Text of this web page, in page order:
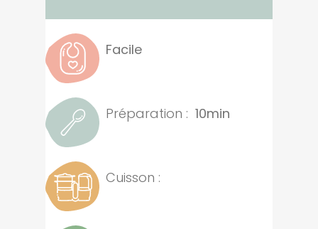
Facile
Préparation : 10min
Cuisson :